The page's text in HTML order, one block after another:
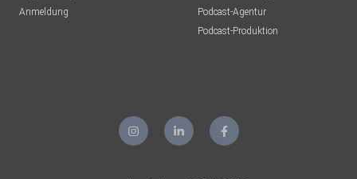
Anmeldung
Podcast-Agentur
Podcast-Produktion